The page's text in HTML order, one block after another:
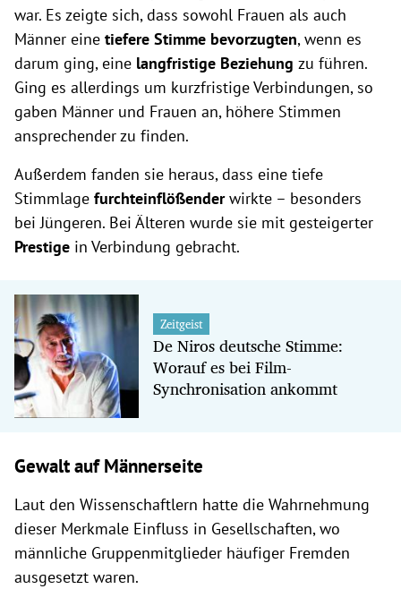
war. Es zeigte sich, dass sowohl Frauen als auch
Männer eine tiefere Stimme bevorzugten, wenn es
darum ging, eine langfristige Beziehung zu führen.
Ging es allerdings um kurzfristige Verbindungen, so
gaben Männer und Frauen an, höhere Stimmen
ansprechender zu finden.
Außerdem fanden sie heraus, dass eine tiefe
Stimmlage furchteinflößenderwirkte – besonders
bei Jüngeren. Bei Älteren wurde sie mit gesteigerter
Prestige in Verbindung gebracht.
Zeitgeist
De Niros deutsche Stimme:
Worauf es bei Film-
Synchronisation ankommt
Gewalt auf Männerseite
Laut den Wissenschaftlern hatte die Wahrnehmung
dieser Merkmale Einfluss in Gesellschaften, wo
männliche Gruppenmitglieder häufiger Fremden
ausgesetzt waren.